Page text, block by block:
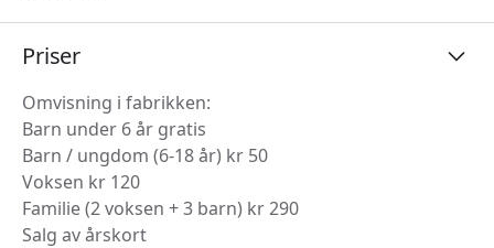
Priser
Omvisning i fabrikken:
Barn under 6 år gratis
Barn / ungdom (6-18 år) kr 50
Voksen kr 120
Familie (2 voksen + 3 barn) kr 290
Salg av årskort